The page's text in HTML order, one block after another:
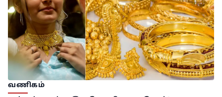
வணிகம்